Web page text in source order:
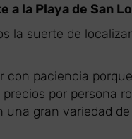
a la Playa de San
la suerte de
con paciencia
por persona
una gran variedad de